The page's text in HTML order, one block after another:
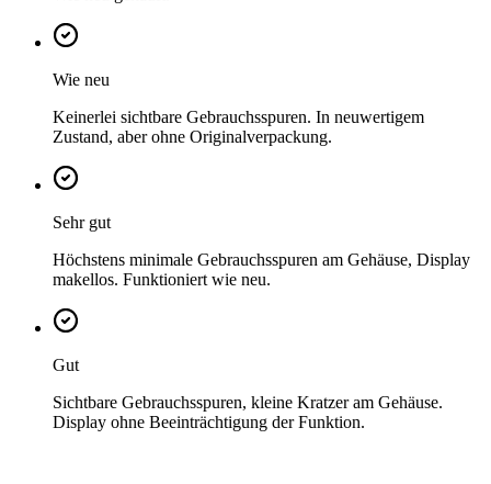
Wie neu
Keinerlei sichtbare Gebrauchsspuren. In neuwertigem
Zustand, aber ohne Originalverpackung.
Sehr gut
Höchstens minimale Gebrauchsspuren am Gehäuse, Display
makellos. Funktioniert wie neu.
Gut
Sichtbare Gebrauchsspuren, kleine Kratzer am Gehäuse.
Display ohne Beeinträchtigung der Funktion.